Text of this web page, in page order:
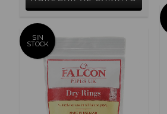
SIN
STOCK